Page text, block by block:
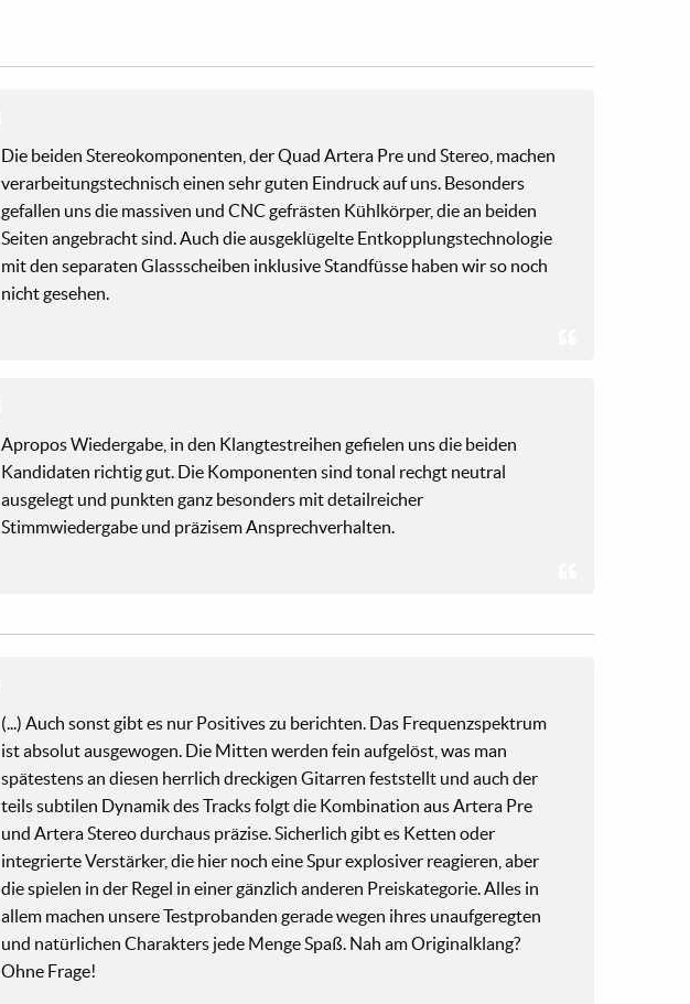
Die beiden Stereokomponenten, der Quad Artera Pre und Stereo, machen
verarbeitungstechnisch einen sehr guten Eindruck auf uns. Besonders
gefallen uns die massiven und CNC gefrästen Kühlkörper, die an beiden
Seiten angebracht sind. Auch die ausgeklügelte Entkopplungstechnologie
mit den separaten Glassscheiben inklusive Standfüsse haben wir so noch
nicht gesehen.
Apropos Wiedergabe, in den Klangtestreihen gefielen uns die beiden
Kandidaten richtig gut. Die Komponenten sind tonal rechgt neutral
ausgelegt und punkten ganz besonders mit detailreicher
Stimmwiedergabe und präzisem Ansprechverhalten.
(...) Auch sonst gibt es nur Positives zu berichten. Das Frequenzspektrum
ist absolut ausgewogen. Die Mitten werden fein aufgelöst, was man
spätestens an diesen herrlich dreckigen Gitarren feststellt und auch der
teils subtilen Dynamik des Tracks folgt die Kombination aus Artera Pre
und Artera Stereo durchaus präzise. Sicherlich gibt es Ketten oder
integrierte Verstärker, die hier noch eine Spur explosiver reagieren, aber
die spielen in der Regel in einer gänzlich anderen Preiskategorie. Alles in
allem machen unsere Testprobanden gerade wegen ihres unaufgeregten
und natürlichen Charakters jede Menge Spaß. Nah am Originalklang?
Ohne Frage!